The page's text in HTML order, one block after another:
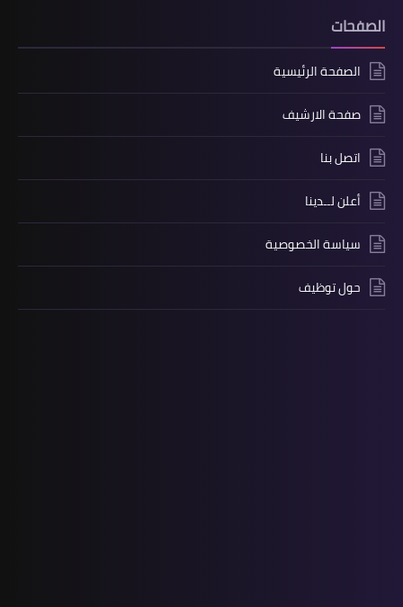
الصفحات
الصفحة الرئيسية
صفحة الارشيف
اتصل بنا
أعلن لــدينا
سياسة الخصوصية
حول توظيف